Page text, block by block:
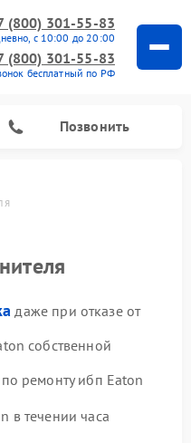
(800) 301-55-83
с 10:00 до 20:00
(800) 301-55-83
бесплатный по РФ
Позвонить
даже при отказе от
собственной
ремонту ибп Eaton
в течении часа